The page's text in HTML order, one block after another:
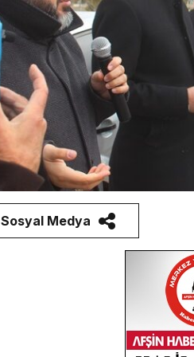
Sosyal Medya